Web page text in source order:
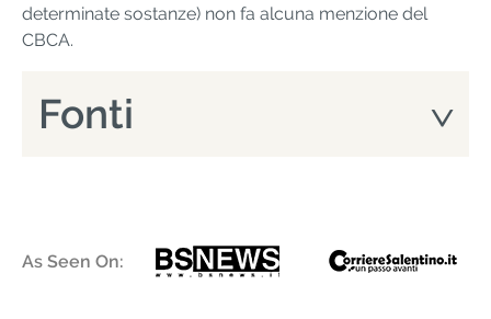
determinate sostanze) non fa alcuna menzione del
CBCA.
Fonti
As Seen On: